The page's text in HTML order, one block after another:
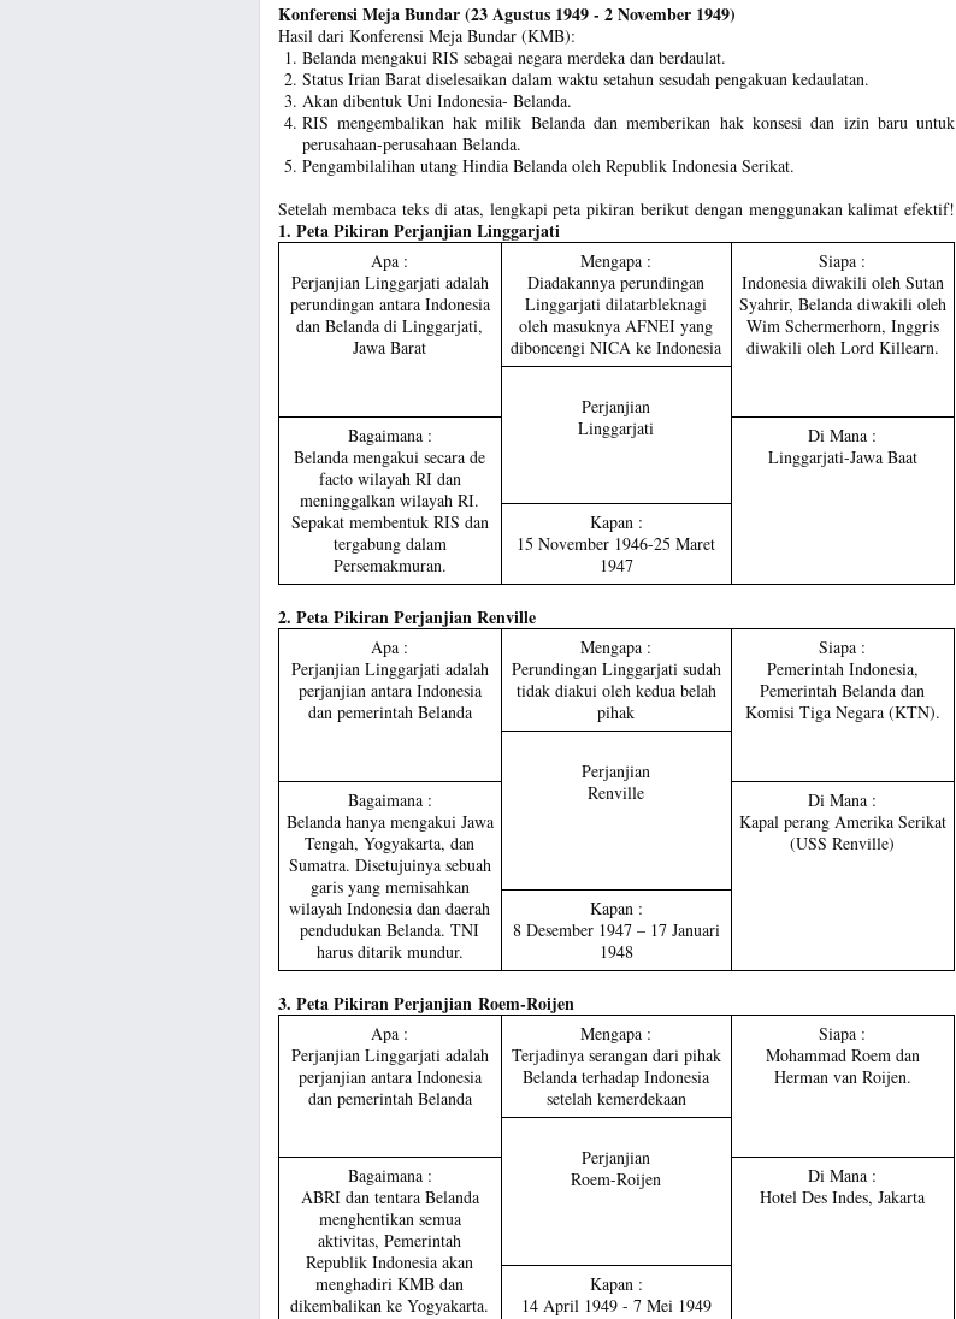
Konferensi Meja Bundar (23 Agustus 1949 - 2 November 1949)
Hasil dari Konferensi Meja Bundar (KMB):
Belanda mengakui RIS sebagai negara merdeka dan berdaulat.
Status Irian Barat diselesaikan dalam waktu setahun sesudah pengakuan kedaulatan.
Akan dibentuk Uni Indonesia- Belanda.
RIS mengembalikan hak milik Belanda dan memberikan hak konsesi dan izin baru untuk
perusahaan-perusahaan Belanda.
Pengambilalihan utang Hindia Belanda oleh Republik Indonesia Serikat.
Setelah membaca teks di atas, lengkapi peta pikiran berikut dengan menggunakan kalimat efektif!
1. Peta Pikiran Perjanjian Linggarjati
Apa :
Perjanjian Linggarjati adalah
perundingan antara Indonesia
dan Belanda di Linggarjati,
Jawa Barat
Mengapa :
Diadakannya perundingan
Linggarjati dilatarbleknagi
oleh masuknya AFNEI yang
diboncengi NICA ke Indonesia
Siapa :
Indonesia diwakili oleh Sutan
Syahrir, Belanda diwakili oleh
Wim Schermerhorn, Inggris
diwakili oleh Lord Killearn.
Perjanjian
Linggarjati
Bagaimana :
Belanda mengakui secara de
facto wilayah RI dan
meninggalkan wilayah RI.
Sepakat membentuk RIS dan
tergabung dalam
Persemakmuran.
Di Mana :
Linggarjati-Jawa Baat
Kapan :
15 November 1946-25 Maret
1947
2. Peta Pikiran Perjanjian Renville
Apa :
Perjanjian Linggarjati adalah
perjanjian antara Indonesia
dan pemerintah Belanda
Mengapa :
Perundingan Linggarjati sudah
tidak diakui oleh kedua belah
pihak
Siapa :
Pemerintah Indonesia,
Pemerintah Belanda dan
Komisi Tiga Negara (KTN).
Perjanjian
Renville
Bagaimana :
Belanda hanya mengakui Jawa
Tengah, Yogyakarta, dan
Sumatra. Disetujuinya sebuah
garis yang memisahkan
wilayah Indonesia dan daerah
pendudukan Belanda. TNI
harus ditarik mundur.
Di Mana :
Kapal perang Amerika Serikat
(USS Renville)
Kapan :
8 Desember 1947 – 17 Januari
1948
3. Peta Pikiran Perjanjian Roem-Roijen
Apa :
Perjanjian Linggarjati adalah
perjanjian antara Indonesia
dan pemerintah Belanda
Mengapa :
Terjadinya serangan dari pihak
Belanda terhadap Indonesia
setelah kemerdekaan
Siapa :
Mohammad Roem dan
Herman van Roijen.
Perjanjian
Roem-Roijen
Bagaimana :
ABRI dan tentara Belanda
menghentikan semua
aktivitas, Pemerintah
Republik Indonesia akan
menghadiri KMB dan
dikembalikan ke Yogyakarta.
Di Mana :
Hotel Des Indes, Jakarta
Kapan :
14 April 1949 - 7 Mei 1949